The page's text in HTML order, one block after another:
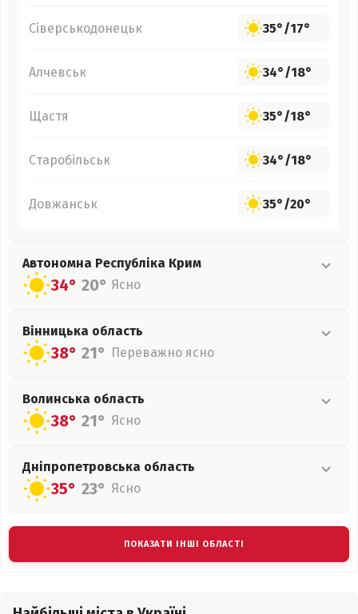
Сіверськодонецьк 35°/17°
Алчевськ 34°/18°
Щастя 35°/18°
Старобільськ 34°/18°
Довжанськ 35°/20°
Автономна Республіка Крим
34° 20° Ясно
Вінницька область
38° 21° Переважно ясно
Волинська область
38° 21° Ясно
Дніпропетровська область
35° 23° Ясно
ПОКАЗАТИ ІНШІ ОБЛАСТІ